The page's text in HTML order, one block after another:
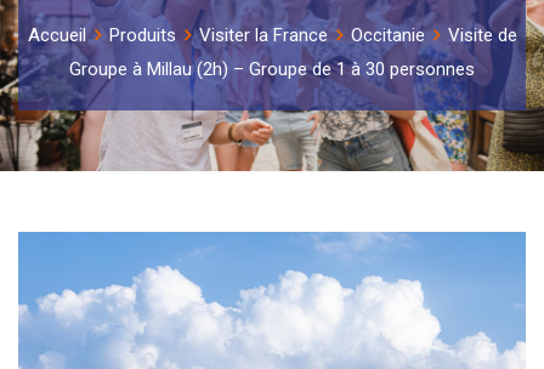
Accueil Produits Visiter la France Occitanie
Visite de
Groupe à Millau (2h) – Groupe de 1 à 30 personnes